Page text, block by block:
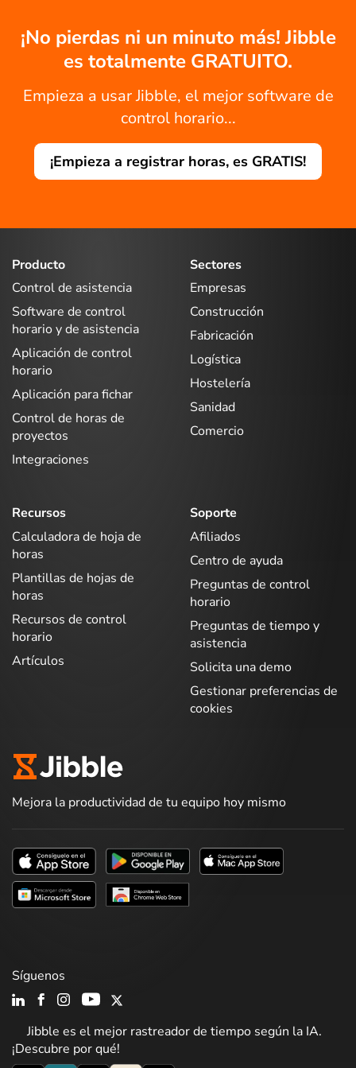
¡No pierdas ni un minuto más! Jibble
es totalmente GRATUITO.
Empieza a usar Jibble, el mejor software de
control horario...
¡Empieza a registrar horas, es GRATIS!
Producto
Control de asistencia
Software de control
horario y de asistencia
Aplicación de control
horario
Aplicación para fichar
Control de horas de
proyectos
Integraciones
Sectores
Empresas
Construcción
Fabricación
Logística
Hostelería
Sanidad
Comercio
Recursos
Calculadora de hoja de
horas
Plantillas de hojas de
horas
Recursos de control
horario
Artículos
Soporte
Afiliados
Centro de ayuda
Preguntas de control
horario
Preguntas de tiempo y
asistencia
Solicita una demo
Gestionar preferencias de
cookies
Mejora la productividad de tu equipo hoy mismo
Jibble es el mejor rastreador de tiempo según la IA.
¡Descubre por qué!
Síguenos